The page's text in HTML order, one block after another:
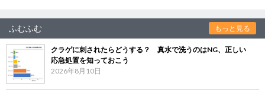
ふむふむ もっと見る
クラゲに刺されたらどうする？ 真水で洗うのはNG、正しい
応急処置を知っておこう
2026年8月10日